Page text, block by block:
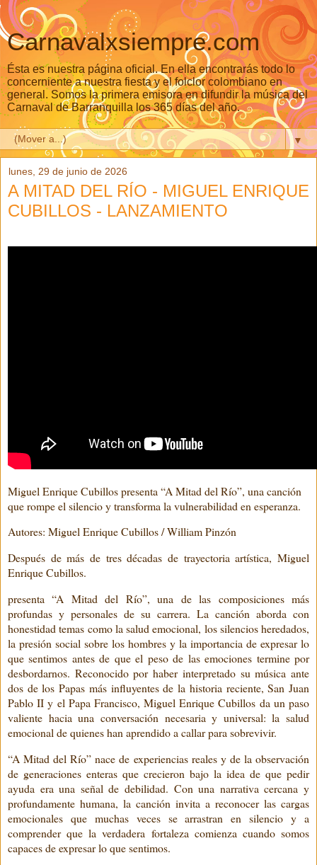
Carnavalxsiempre.com
Ésta es nuestra página oficial. En ella encontrarás todo lo
concerniente a nuestra fiesta y el folclor colombiano en
general. Somos la primera emisora en difundir la música del
Carnaval de Barranquilla los 365 días del año.
▼
lunes, 29 de junio de 2026
A MITAD DEL RÍO - MIGUEL ENRIQUE
CUBILLOS - LANZAMIENTO
Miguel Enrique Cubillos presenta “A Mitad del Río”, una canción
que rompe el silencio y transforma la vulnerabilidad en esperanza.
Autores: Miguel Enrique Cubillos / William Pinzón
Después de más de tres décadas de trayectoria artística, Miguel
Enrique Cubillos.
presenta “A Mitad del Río”, una de las composiciones más
profundas y personales de su carrera. La canción aborda con
honestidad temas como la salud emocional, los silencios heredados,
la presión social sobre los hombres y la importancia de expresar lo
que sentimos antes de que el peso de las emociones termine por
desbordarnos. Reconocido por haber interpretado su música ante
dos de los Papas más influyentes de la historia reciente, San Juan
Pablo II y el Papa Francisco, Miguel Enrique Cubillos da un paso
valiente hacia una conversación necesaria y universal: la salud
emocional de quienes han aprendido a callar para sobrevivir.
“A Mitad del Río” nace de experiencias reales y de la observación
de generaciones enteras que crecieron bajo la idea de que pedir
ayuda era una señal de debilidad. Con una narrativa cercana y
profundamente humana, la canción invita a reconocer las cargas
emocionales que muchas veces se arrastran en silencio y a
comprender que la verdadera fortaleza comienza cuando somos
capaces de expresar lo que sentimos.